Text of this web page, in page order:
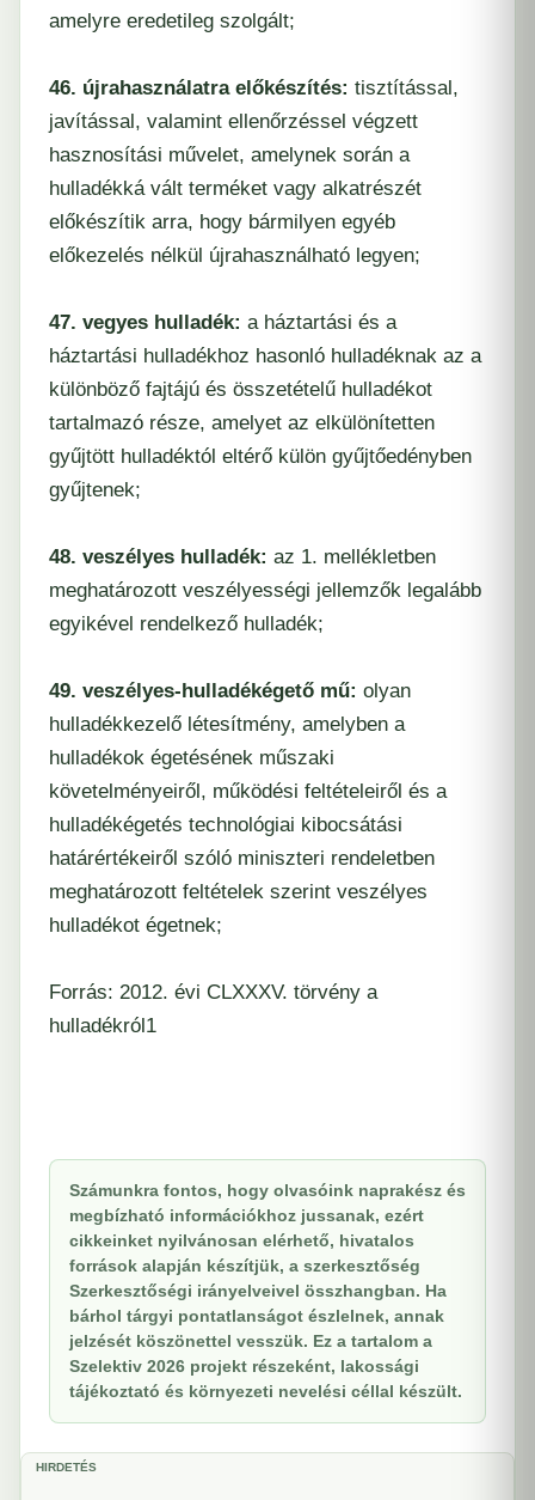
amelyre eredetileg szolgált;
46. újrahasználatra előkészítés: tisztítással,
javítással, valamint ellenőrzéssel végzett
hasznosítási művelet, amelynek során a
hulladékká vált terméket vagy alkatrészét
előkészítik arra, hogy bármilyen egyéb
előkezelés nélkül újrahasználható legyen;
47. vegyes hulladék: a háztartási és a
háztartási hulladékhoz hasonló hulladéknak az a
különböző fajtájú és összetételű hulladékot
tartalmazó része, amelyet az elkülönítetten
gyűjtött hulladéktól eltérő külön gyűjtőedényben
gyűjtenek;
48. veszélyes hulladék: az 1. mellékletben
meghatározott veszélyességi jellemzők legalább
egyikével rendelkező hulladék;
49. veszélyes-hulladékégető mű: olyan
hulladékkezelő létesítmény, amelyben a
hulladékok égetésének műszaki
követelményeiről, működési feltételeiről és a
hulladékégetés technológiai kibocsátási
határértékeiről szóló miniszteri rendeletben
meghatározott feltételek szerint veszélyes
hulladékot égetnek;
Forrás: 2012. évi CLXXXV. törvény a
hulladékról1
Számunkra fontos, hogy olvasóink naprakész és
megbízható információkhoz jussanak, ezért
cikkeinket nyilvánosan elérhető, hivatalos
források alapján készítjük, a szerkesztőség
Szerkesztőségi irányelveivel összhangban. Ha
bárhol tárgyi pontatlanságot észlelnek, annak
jelzését köszönettel vesszük. Ez a tartalom a
Szelektiv 2026 projekt részeként, lakossági
tájékoztató és környezeti nevelési céllal készült.
HIRDETÉS